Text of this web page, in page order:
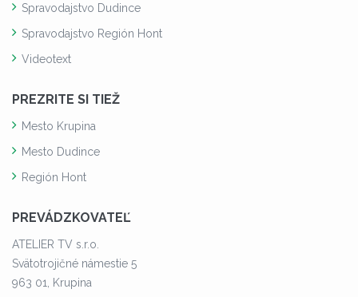
Spravodajstvo Dudince
Spravodajstvo Región Hont
Videotext
PREZRITE SI TIEŽ
Mesto Krupina
Mesto Dudince
Región Hont
PREVÁDZKOVATEĽ
ATELIER TV s.r.o.
Svätotrojičné námestie 5
963 01, Krupina